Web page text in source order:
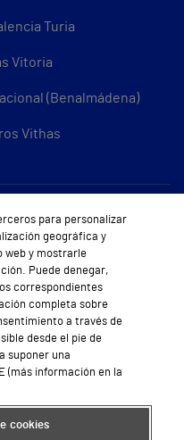
Turia
Vitoria
(Benalmádena)
Vithas
Médica
al Cliente
en el trabajo
para personalizar
geográfica y
web y mostrarle
Puede denegar,
correspondientes
completa sobre
a través de
desde el pie de
suponer una
(más información en la
cookies